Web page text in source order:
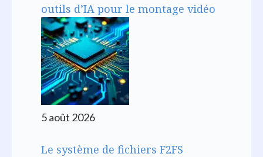
outils d’IA pour le montage vidéo
5 août 2026
Le système de fichiers F2FS